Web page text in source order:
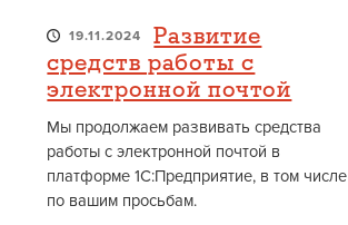
19.11.2024
Развитие
средств работы с
электронной почтой
Мы продолжаем развивать средства
работы с электронной почтой в
платформе 1С:Предприятие, в том числе
по вашим просьбам.